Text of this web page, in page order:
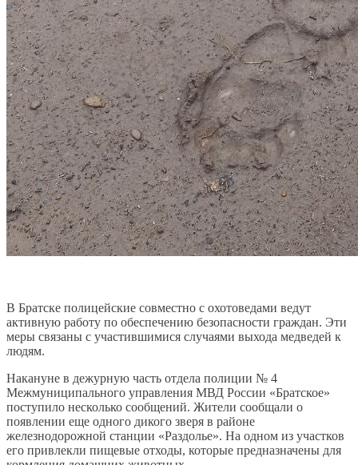
В Братске полицейские совместно с охотоведами ведут
активную работу по обеспечению безопасности граждан. Эти
меры связаны с участившимися случаями выхода медведей к
людям.
Накануне в дежурную часть отдела полиции № 4
Межмуниципального управления МВД России «Братское»
поступило несколько сообщений. Жители сообщали о
появлении еще одного дикого зверя в районе
железнодорожной станции «Раздолье». На одном из участков
его привлекли пищевые отходы, которые предназначены для